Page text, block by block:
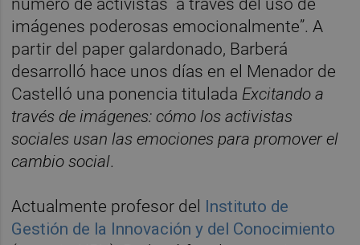
imágenes poderosas emocionalmente”. A
partir del paper galardonado, Barberá
desarrolló hace unos días en el Menador de
Castelló una ponencia titulada Excitando a
través de imágenes: cómo los activistas
sociales usan las emociones para promover el
cambio social.
Actualmente profesor del Instituto de
Gestión de la Innovación y del Conocimiento